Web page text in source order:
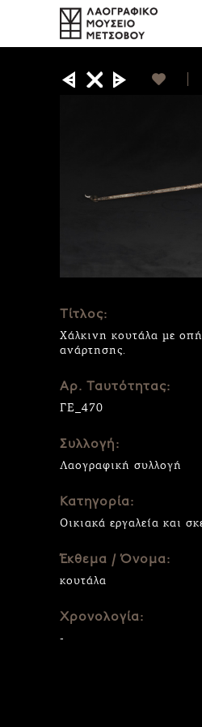
Τίτλος:
Χάλκινη κουτάλα με
ανάρτησης.
Αρ. Ταυτότητας:
ΓΕ_470
Συλλογή:
Λαογραφική συλλογή
Κατηγορία:
Οικιακά εργαλεία και
Έκθεμα / Όνομα:
κουτάλα
Χρονολογία:
-